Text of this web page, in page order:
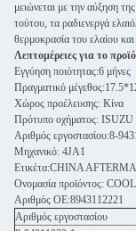
μειώνεται με την αύξηση
τούτου, τα ραδιενεργά
θερμοκρασία του ελαίου
Λεπτομέρειες για το
Εγγύηση ποιότητας:6 μήνες
Πραγματικό
Χώρος προέλευσης: Κίνα
Πρότυπο οχήματος:
Αριθμός εργοστασίου:8-
Μηχανικό: 4JA1
Ετικέτα:CHINA
Ονομασία προϊόντος:
Αριθμός ΟΕ:8943112221
Αριθμός εργοστασίου